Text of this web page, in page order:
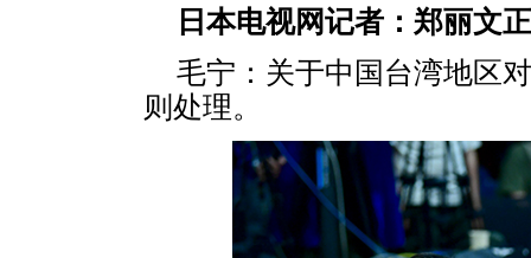
日本电视网记者：郑丽文
毛宁：关于中国台湾地区
则处理。